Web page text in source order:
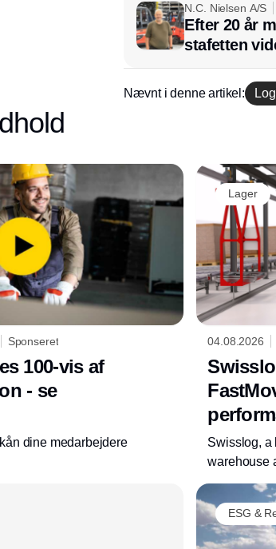
N.C. Nielsen A/S
Efter 20 år
stafetten
Nævnt i denne artikel:
Sponseret
100-vis af
- se
dine medarbejdere
Lager
04.08.2026
for
Swisslog, a
warehouse
the new
product
value, with
ESG &